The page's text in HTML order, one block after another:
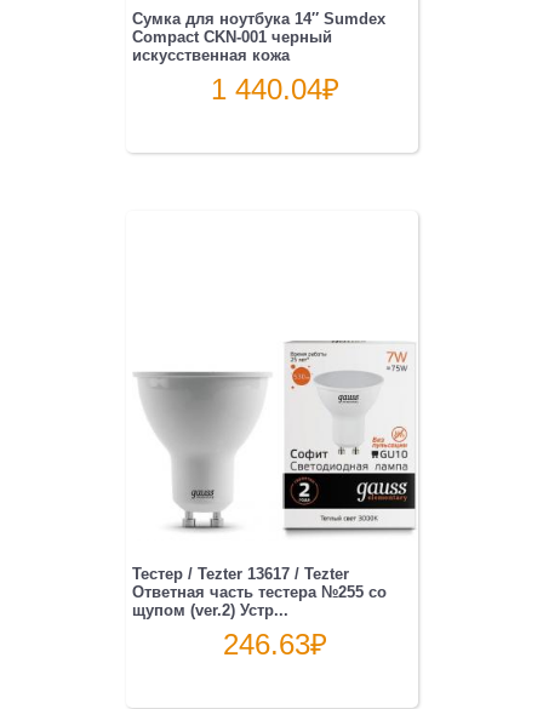
Сумка для ноутбука 14″ Sumdex
Compact CKN-001 черный
искусственная кожа
1 440.04₽
Тестер / Tezter 13617 / Tezter
Ответная часть тестера №255 со
щупом (ver.2) Устр...
246.63₽